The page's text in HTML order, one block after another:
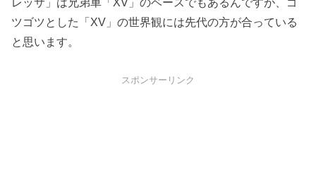
ツゴツとした「XV」の世界観には先代の方が合っている
と思います。
スポンサーリンク